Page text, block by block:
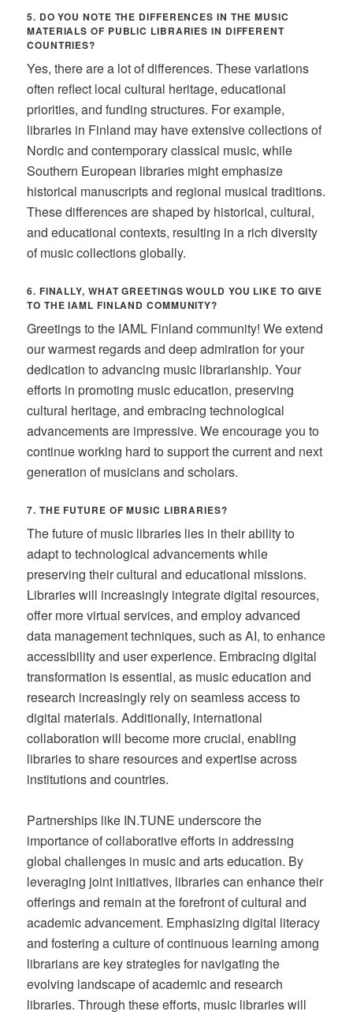
5. DO YOU NOTE THE DIFFERENCES IN THE MUSIC
MATERIALS OF PUBLIC LIBRARIES IN DIFFERENT
COUNTRIES?
Yes, there are a lot of differences. These variations
often reflect local cultural heritage, educational
priorities, and funding structures. For example,
libraries in Finland may have extensive collections of
Nordic and contemporary classical music, while
Southern European libraries might emphasize
historical manuscripts and regional musical traditions.
These differences are shaped by historical, cultural,
and educational contexts, resulting in a rich diversity
of music collections globally.
6. FINALLY, WHAT GREETINGS WOULD YOU LIKE TO GIVE
TO THE IAML FINLAND COMMUNITY?
Greetings to the IAML Finland community! We extend
our warmest regards and deep admiration for your
dedication to advancing music librarianship. Your
efforts in promoting music education, preserving
cultural heritage, and embracing technological
advancements are impressive. We encourage you to
continue working hard to support the current and next
generation of musicians and scholars.
7. THE FUTURE OF MUSIC LIBRARIES?
The future of music libraries lies in their ability to
adapt to technological advancements while
preserving their cultural and educational missions.
Libraries will increasingly integrate digital resources,
offer more virtual services, and employ advanced
data management techniques, such as AI, to enhance
accessibility and user experience. Embracing digital
transformation is essential, as music education and
research increasingly rely on seamless access to
digital materials. Additionally, international
collaboration will become more crucial, enabling
libraries to share resources and expertise across
institutions and countries.
Partnerships like IN.TUNE underscore the
importance of collaborative efforts in addressing
global challenges in music and arts education. By
leveraging joint initiatives, libraries can enhance their
offerings and remain at the forefront of cultural and
academic advancement. Emphasizing digital literacy
and fostering a culture of continuous learning among
librarians are key strategies for navigating the
evolving landscape of academic and research
libraries. Through these efforts, music libraries will